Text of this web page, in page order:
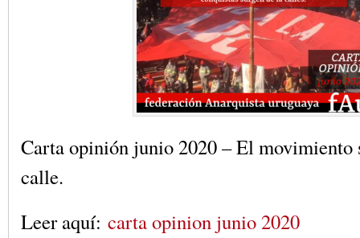
Carta opinión junio 2020 – El movimiento
calle.
Leer aquí: carta opinion junio 2020